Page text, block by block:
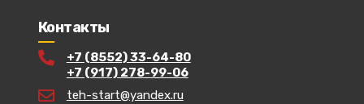
Контакты
+7 (8552) 33-64-80
+7 (917) 278-99-06
teh-start@yandex.ru